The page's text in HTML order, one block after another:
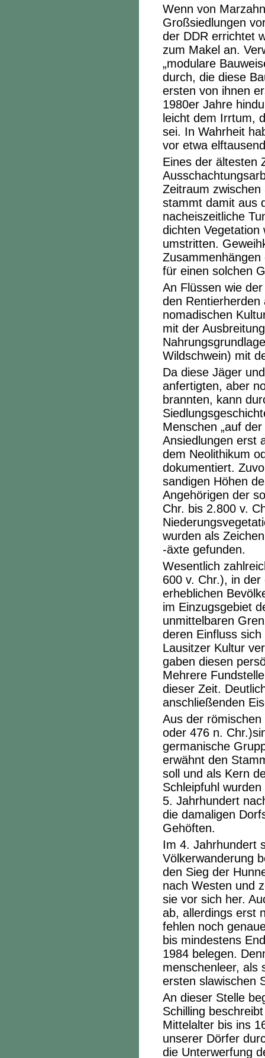
Wenn von
Großsiedlungen
der DDR errichtet
zum Makel an.
„modulare
durch, die diese
ersten von ihnen
1980er Jahre
leicht dem Irrtum,
sei. In Wahrheit
vor etwa
Eines der ältesten
Zeitraum
stammt damit aus
nacheiszeitliche
dichten Vegetation
umstritten.
für einen solchen
An Flüssen wie
den
nomadischen
mit der
Wildschwein) mit
Da diese Jäger
anfertigten, aber
brannten, kann
Menschen „auf
Ansiedlungen erst
dem Neolithikum
dokumentiert.
sandigen Höhen
Angehörigen der
Chr. bis 2.800 v.
wurden als
-äxte gefunden.
Wesentlich
600 v. Chr.), in
erheblichen
im Einzugsgebiet
unmittelbaren
deren Einfluss
Lausitzer Kultur
gaben diesen
Mehrere
dieser Zeit.
anschließenden
Aus der
oder 476 n.
germanische
erwähnt den
soll und als Kern
Schleipfuhl
5. Jahrhundert
die damaligen
Gehöften.
Im 4. Jahrhundert
Völkerwanderung
den Sieg der
nach Westen und
sie vor sich her.
ab, allerdings erst
fehlen noch
bis mindestens
1984 belegen.
menschenleer, als
ersten slawischen
An dieser Stelle
Schilling
Mittelalter bis ins
unserer Dörfer
die Unterwerfung